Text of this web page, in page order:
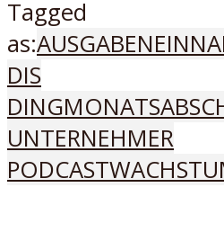
Tagged
as:AUSGABEN
DIS
DING
UNTERNEHMER
PODCAST